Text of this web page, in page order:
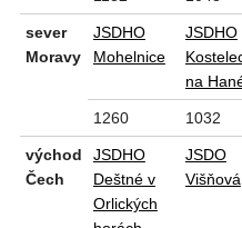
sever
Moravy
JSDHO
Mohelnice
JSDHO
na
1260 1032
východ
Čech
JSDHO
Deštné v
Orlických
JSDO
Višňová